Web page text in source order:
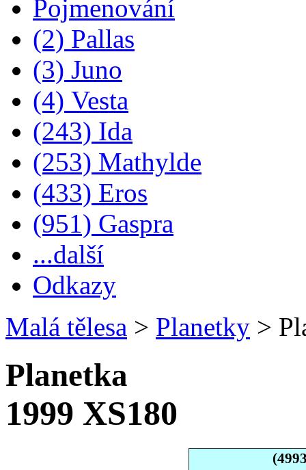
Pojmenování
(2) Pallas
(3) Juno
(4) Vesta
(243) Ida
(253) Mathylde
(433) Eros
(951) Gaspra
...další
Odkazy
Malá tělesa > Planetky >
Planetka
1999 XS180